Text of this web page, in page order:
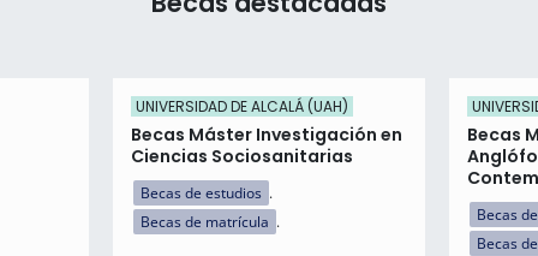
UNIVERSIDAD DE ALCALÁ (UAH)
Becas Máster Investigación en
Ciencias Sociosanitarias
Becas de estudios
Becas de matrícula
Becas
Becas
Becas